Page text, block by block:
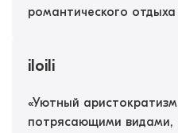
романтического отдыха
iloili
«Уютный
потрясающими видами,